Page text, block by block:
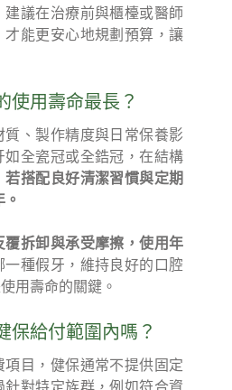
議在治療前與櫃檯或醫師
能更安心地規劃預算，讓
使用壽命最長？
、製作精度與日常保養影
全瓷冠或全鋯冠，在結構
若搭配良好清潔習慣與定期
覆拆卸與承受摩擦，使用年
一種假牙，維持良好的口腔
用壽命的關鍵。
保給付範圍內嗎？
目，健保通常不提供固定
對特定族群，例如符合資